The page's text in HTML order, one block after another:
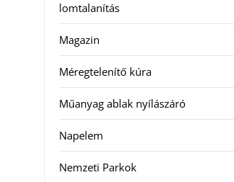
lomtalanítás
Magazin
Méregtelenítő kúra
Műanyag ablak nyílászáró
Napelem
Nemzeti Parkok